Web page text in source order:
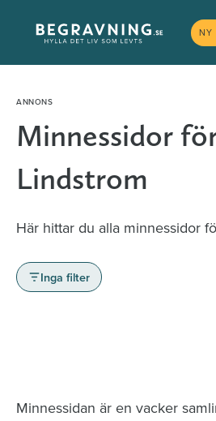
innehåll
NY
Minnessidor
Lindstrom
Här hittar du alla minnessidor
Inga filter
Minnessidan är en vacker